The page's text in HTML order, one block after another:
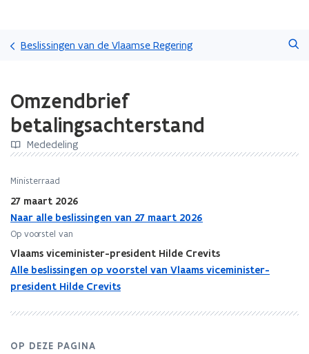
en
naar
Beslissingen van de Vlaamse Regering
met
laden.
bevindt
zich
Omzendbrief
betalingsachterstand
Omzendbrief
betalingsachterstand
Mededeling
Ministerraad
27 maart 2026
Naar alle beslissingen van 27 maart 2026
Op voorstel van
Vlaams viceminister-president Hilde Crevits
Alle beslissingen op voorstel van Vlaams viceminister-
president Hilde Crevits
OP DEZE PAGINA